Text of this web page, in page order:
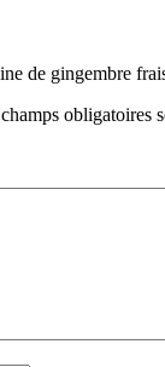
obligatoires